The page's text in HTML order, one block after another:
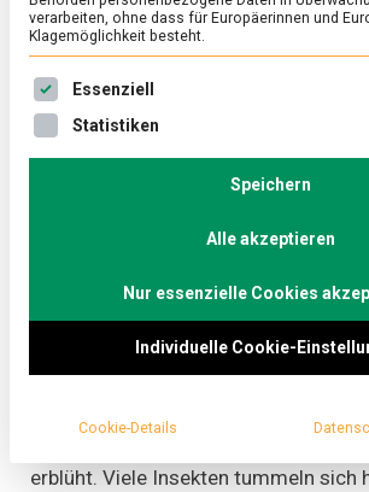
Tofu?
28. Februar 2019
Immer häufiger finden sie sich in
Lupinendrink und -mehl bis hin zu
Lupinen-Bratlingen als
für eine Pflanze, die Soja
Bei sommerlichen Radtouren fährt
weißen, gelben, sowie violetten oder
erblüht. Viele Insekten tummeln sich
verarbeiten, ohne dass für Europäerinnen und
Klagemöglichkeit besteht.
Es folgt eine Liste der Service-
Essenziell
Statistiken
Speichern
Alle akzeptieren
Nur essenzielle Cookies
Individuelle Cookie-
Cookie-Details